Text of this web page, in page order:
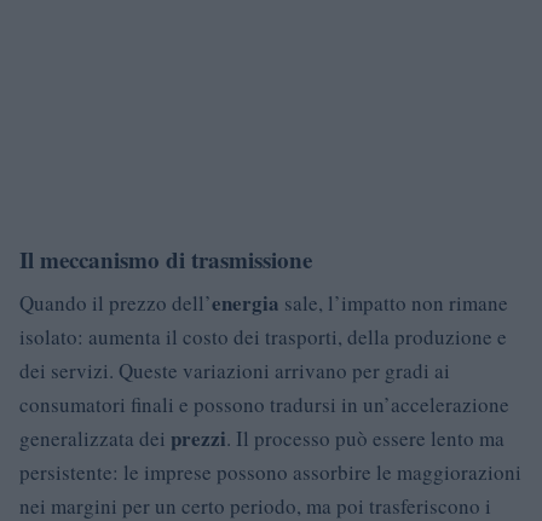
Il meccanismo di trasmissione
Quando il prezzo dell’energia sale, l’impatto non rimane
isolato: aumenta il costo dei trasporti, della produzione e
dei servizi. Queste variazioni arrivano per gradi ai
consumatori finali e possono tradursi in un’accelerazione
generalizzata dei prezzi. Il processo può essere lento ma
persistente: le imprese possono assorbire le maggiorazioni
nei margini per un certo periodo, ma poi trasferiscono i